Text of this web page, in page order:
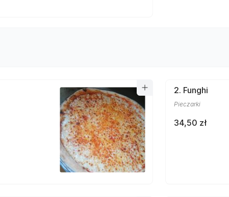
2. Funghi
Pieczarki
34,50 zł